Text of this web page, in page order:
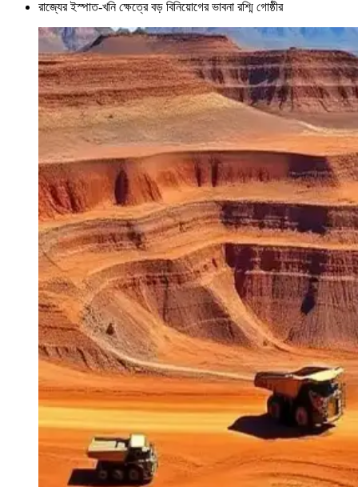
রাজ্যের ইস্পাত-খনি ক্ষেত্রে বড় বিনিয়োগের ভাবনা রশ্মি গোষ্ঠীর